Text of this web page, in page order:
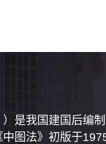
是我国建国后编
图法》初版于